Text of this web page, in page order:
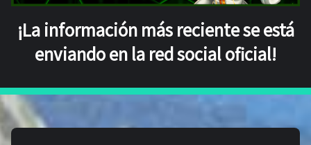
¡La información más reciente se está
enviando en la red social oficial!